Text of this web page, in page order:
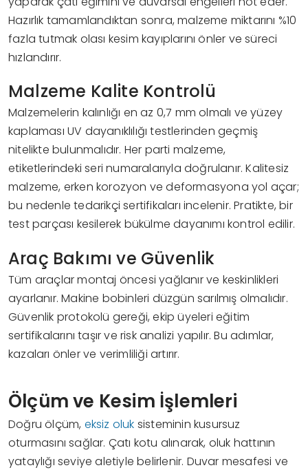
Hazırlık tamamlandıktan sonra, malzeme miktarını %10
fazla tutmak olası kesim kayıplarını önler ve süreci
hızlandırır.
Malzeme Kalite Kontrolü
Malzemelerin kalınlığı en az 0,7 mm olmalı ve yüzey
kaplaması UV dayanıklılığı testlerinden geçmiş
nitelikte bulunmalıdır. Her parti malzeme,
etiketlerindeki seri numaralarıyla doğrulanır. Kalitesiz
malzeme, erken korozyon ve deformasyona yol açar;
bu nedenle tedarikçi sertifikaları incelenir. Pratikte, bir
test parçası kesilerek bükülme dayanımı kontrol edilir.
Araç Bakımı ve Güvenlik
Tüm araçlar montaj öncesi yağlanır ve keskinlikleri
ayarlanır. Makine bobinleri düzgün sarılmış olmalıdır.
Güvenlik protokolü gereği, ekip üyeleri eğitim
sertifikalarını taşır ve risk analizi yapılır. Bu adımlar,
kazaları önler ve verimliliği artırır.
Ölçüm ve Kesim İşlemleri
Doğru ölçüm, eksiz oluk sisteminin kusursuz
oturmasını sağlar. Çatı kotu alınarak, oluk hattının
yataylığı seviye aletiyle belirlenir. Duvar mesafesi ve